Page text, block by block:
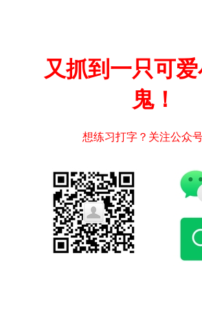
又抓到一只可
鬼！
想练习打字？关注公众号